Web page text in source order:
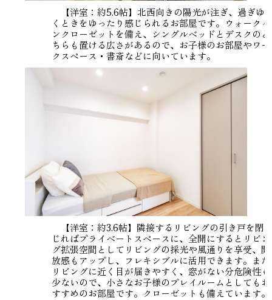
【洋室：約5.6帖】北西向きの陽光が注ぎ、過ぎゆ
くときをゆったり感じられるお部屋です。ウォークイ
ンクローゼットを備え、シングルベッドとデスクのど
ちらも置ける広さがあるので、お子様のお部屋やワー
クスペース・書斎などに向いています。
【洋室：約3.6帖】隣接するリビングの引き戸を閉
じればプライベートスペースに、全開にするとリビン
グ拡張空間としてリビングの採光や風通りを享受、開
放感もアップし、フレキシブルに活用できます。また
リビングに近く目が届きやすく、窓がない分危険性も
少ないので、小さなお子様のプレイルームとしてもお
すすめのお部屋です。クローゼットも備えています。